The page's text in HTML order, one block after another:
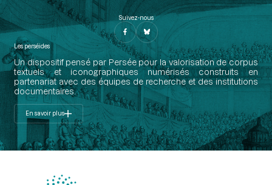
Suivez-nous
Les perséides
Un dispositif pensé par Persée pour la valorisation de corpus
textuels et iconographiques numérisés construits en
partenariat avec des équipes de recherche et des institutions
documentaires.
En savoir plus